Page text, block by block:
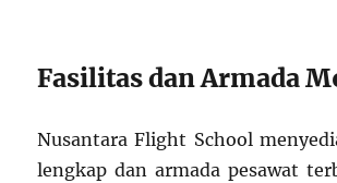
Fasilitas dan Armada
Nusantara Flight School
lengkap dan armada pesawat